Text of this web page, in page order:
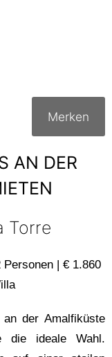
Merken
AN DER
Torre
| € 1.860
der Amalfiküste
die ideale Wahl.